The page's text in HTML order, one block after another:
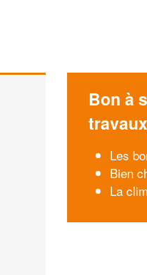
Bon à
travaux
Les
Bien
La